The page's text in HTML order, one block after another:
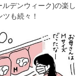
デンウィーク)の楽し
も続々！